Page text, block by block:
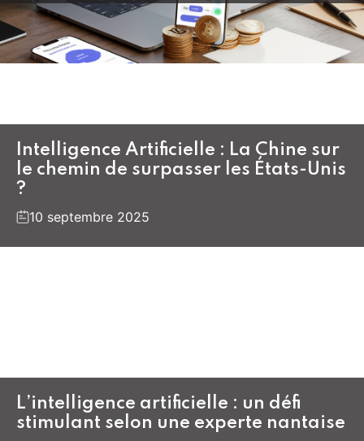
Intelligence Artificielle : La Chine sur
le chemin de surpasser les États-Unis
?
10 septembre 2025
L’intelligence artificielle : un défi
stimulant selon une experte nantaise